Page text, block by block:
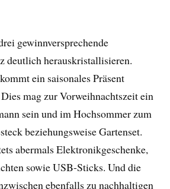
gewinnversprechende
deutlich herauskristallisieren.
ein saisonales Präsent
mag zur Vorweihnachtszeit ein
sein und im Hochsommer zum
beziehungsweise Gartenset.
abermals Elektronikgeschenke,
sowie USB-Sticks. Und die
ebenfalls zu nachhaltigen